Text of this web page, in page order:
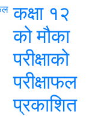
कक्षा १२
को मौका
परीक्षाको
परीक्षाफल
प्रकाशित